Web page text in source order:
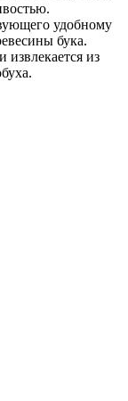
удобному
бука.
из